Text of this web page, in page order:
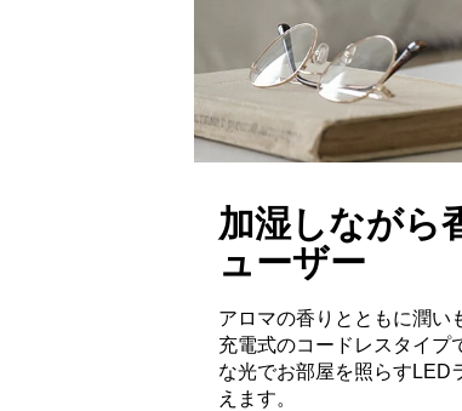
加湿しながら
ューザー
アロマの香りとともに潤い
充電式のコードレスタイプ
な光でお部屋を照らすLED
えます。